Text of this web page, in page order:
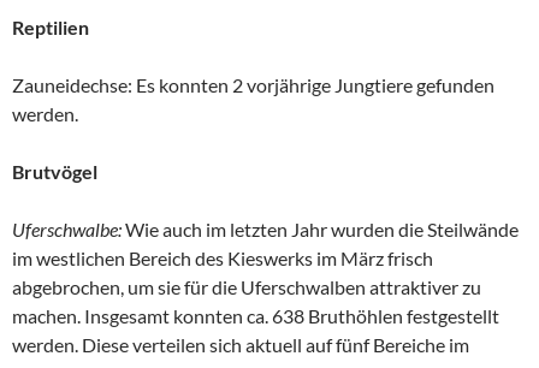
Reptilien
Zauneidechse: Es konnten 2 vorjährige Jungtiere gefunden
werden.
Brutvögel
Uferschwalbe:Wie auch im letzten Jahr wurden die Steilwände
im westlichen Bereich des Kieswerks im März frisch
abgebrochen, um sie für die Uferschwalben attraktiver zu
machen. Insgesamt konnten ca. 638 Bruthöhlen festgestellt
werden. Diese verteilen sich aktuell auf fünf Bereiche im